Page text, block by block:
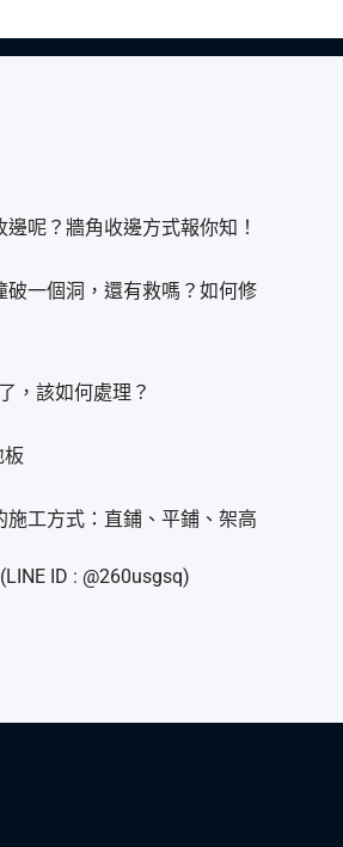
呢？牆角收邊方式報你知！
破一個洞，還有救嗎？如何修
，該如何處理？
板
施工方式：直鋪、平鋪、架高
(LINE ID : @260usgsq)